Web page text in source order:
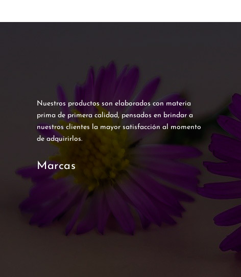
Nuestros productos son elaborados con materia
prima de primera calidad, pensados en brindar a
nuestros clientes la mayor satisfacción al momento
de adquirirlos.
Marcas